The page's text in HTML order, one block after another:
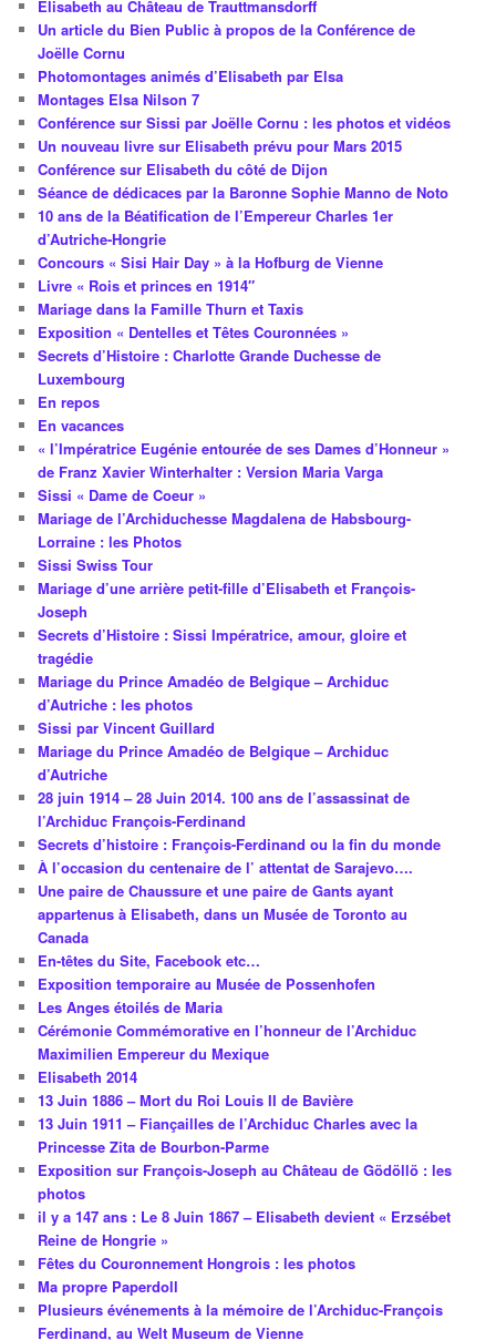
Elisabeth au Château de Trauttmansdorff
Un article du Bien Public à propos de la Conférence de
Joëlle Cornu
Photomontages animés d’Elisabeth par Elsa
Montages Elsa Nilson 7
Conférence sur Sissi par Joëlle Cornu : les photos et vidéos
Un nouveau livre sur Elisabeth prévu pour Mars 2015
Conférence sur Elisabeth du côté de Dijon
Séance de dédicaces par la Baronne Sophie Manno de Noto
10 ans de la Béatification de l’Empereur Charles 1er
d’Autriche-Hongrie
Concours « Sisi Hair Day » à la Hofburg de Vienne
Livre « Rois et princes en 1914″
Mariage dans la Famille Thurn et Taxis
Exposition « Dentelles et Têtes Couronnées »
Secrets d’Histoire : Charlotte Grande Duchesse de
Luxembourg
En repos
En vacances
« l’Impératrice Eugénie entourée de ses Dames d’Honneur »
de Franz Xavier Winterhalter : Version Maria Varga
Sissi « Dame de Coeur »
Mariage de l’Archiduchesse Magdalena de Habsbourg-
Lorraine : les Photos
Sissi Swiss Tour
Mariage d’une arrière petit-fille d’Elisabeth et François-
Joseph
Secrets d’Histoire : Sissi Impératrice, amour, gloire et
tragédie
Mariage du Prince Amadéo de Belgique – Archiduc
d’Autriche : les photos
Sissi par Vincent Guillard
Mariage du Prince Amadéo de Belgique – Archiduc
d’Autriche
28 juin 1914 – 28 Juin 2014. 100 ans de l’assassinat de
l’Archiduc François-Ferdinand
Secrets d’histoire : François-Ferdinand ou la fin du monde
À l’occasion du centenaire de l’ attentat de Sarajevo….
Une paire de Chaussure et une paire de Gants ayant
appartenus à Elisabeth, dans un Musée de Toronto au
Canada
En-têtes du Site, Facebook etc…
Exposition temporaire au Musée de Possenhofen
Les Anges étoilés de Maria
Cérémonie Commémorative en l’honneur de l’Archiduc
Maximilien Empereur du Mexique
Elisabeth 2014
13 Juin 1886 – Mort du Roi Louis II de Bavière
13 Juin 1911 – Fiançailles de l’Archiduc Charles avec la
Princesse Zita de Bourbon-Parme
Exposition sur François-Joseph au Château de Gödöllö : les
photos
il y a 147 ans : Le 8 Juin 1867 – Elisabeth devient « Erzsébet
Reine de Hongrie »
Fêtes du Couronnement Hongrois : les photos
Ma propre Paperdoll
Plusieurs événements à la mémoire de l’Archiduc-François
Ferdinand, au Welt Museum de Vienne